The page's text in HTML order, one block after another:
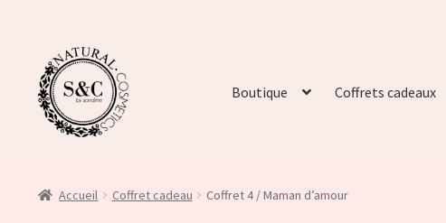
Boutique Coffrets cadeaux
Accueil Coffret cadeau Coffret 4 / Maman d’amour